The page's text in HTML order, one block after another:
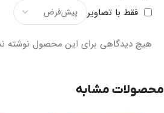
فقط با تصاویر
هیچ دیدگاهی برای این محصول نوشته
محصولات مشابه